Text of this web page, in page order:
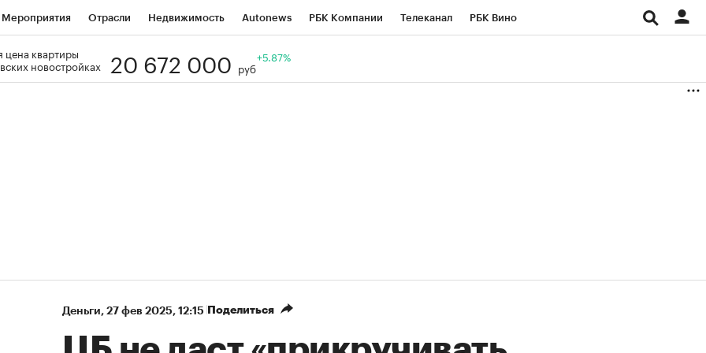
Мероприятия Отрасли Недвижимость Autonews РБК Компании Телеканал РБК Вино
Визионеры
цена квартиры
новостройках
20 672 000 руб
+5.87%
Деньги⁠, 27 фев 2025, 12:15 Поделиться